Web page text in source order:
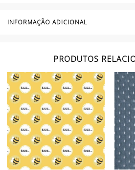
INFORMAÇÃO ADICIONAL
PRODUTOS